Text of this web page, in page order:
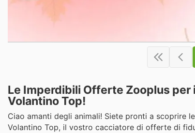
Le Imperdibili Offerte Zooplus per
Volantino Top!
Ciao amanti degli animali! Siete pronti a scoprire
Volantino Top, il vostro cacciatore di offerte di